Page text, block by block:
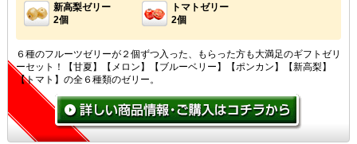
新高梨ゼリー
2個
トマトゼリー
2個
６種のフルーツゼリーが２個ずつ入った、もらった方も大満足のギフトゼリ
ーセット！【甘夏】【メロン】【ブルーベリー】【ポンカン】【新高梨】
【トマト】の全６種類のゼリー。